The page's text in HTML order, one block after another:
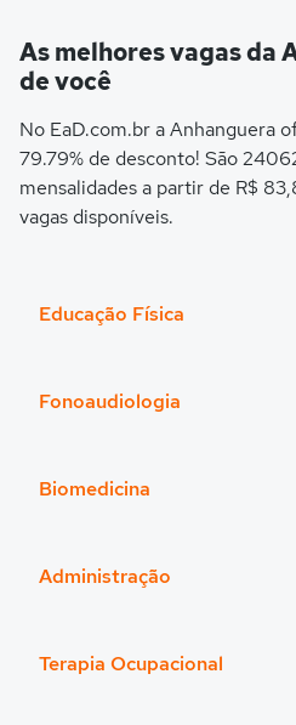
As melhores vagas da
de você
No EaD.com.br a Anhanguera
79.79% de desconto! São
mensalidades a partir de R$
vagas disponíveis.
Educação Física
Fonoaudiologia
Biomedicina
Administração
Terapia Ocupacional